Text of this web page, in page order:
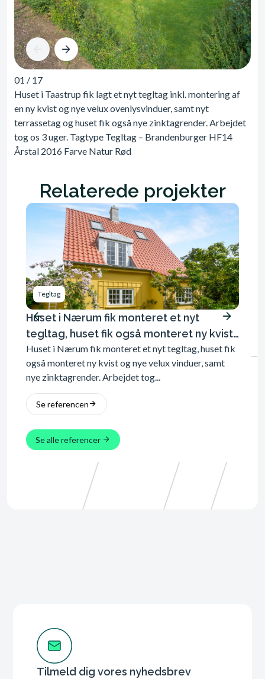
01 / 17
Huset i Taastrup fik lagt et nyt tegltag inkl. montering af
en ny kvist og nye velux ovenlysvinduer, samt nyt
terrassetag og huset fik også nye zinktagrender. Arbejdet
tog os 3 uger. Tagtype Tegltag – Brandenburger HF14
Årstal 2016 Farve Natur Rød
Relaterede projekter
Tegltag
Huset i Nærum fik monteret et nyt
tegltag, huset fik også monteret ny kvist
og nye velux vinduer, samt nye
zinktagrender.
Huset i Nærum fik monteret et nyt tegltag, huset fik
også monteret ny kvist og nye velux vinduer, samt
nye zinktagrender. Arbejdet tog...
Se referencen
Se alle referencer
Tilmeld dig vores nyhedsbrev